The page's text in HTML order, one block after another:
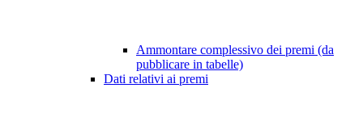
Ammontare complessivo dei premi (da
pubblicare in tabelle)
Dati relativi ai premi